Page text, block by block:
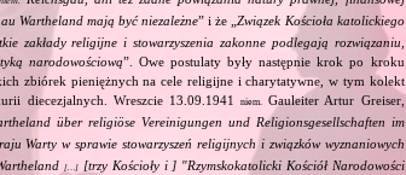
Wartheland mają być niezależne” i że „Związek Kościoła katolickiego
zakłady religijne i stowarzyszenia zakonne podlegają rozwiązaniu,
narodowościową”. Owe postulaty były następnie krok po kroku
zbiórek pieniężnych na cele religijne i charytatywne, w tym kolekt
diecezjalnych. Wreszcie 13.09.1941niem.
Gauleiter Artur Greiser,
über religiöse Vereinigungen und Religionsgesellschaften im
Warty w sprawie stowarzyszeń religijnych i związków wyznaniowych
[…]
[trzy Kościoły i ] "Rzymskokatolicki Kościół Narodowości